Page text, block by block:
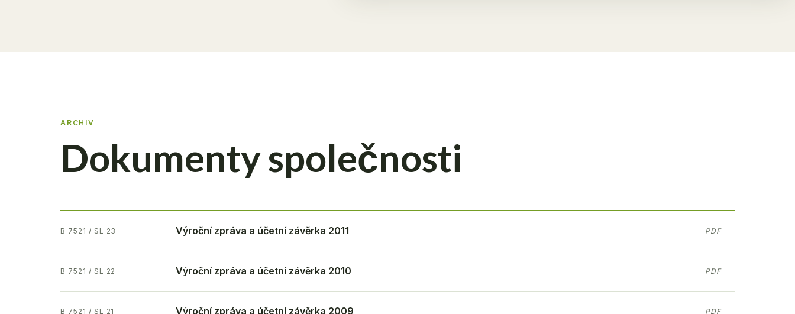
ARCHIV
Dokumenty společnosti
B 7521 / SL 23 Výroční zpráva a účetní závěrka 2011 PDF
B 7521 / SL 22 Výroční zpráva a účetní závěrka 2010 PDF
B 7521 / SL 21 Výroční zpráva a účetní závěrka 2009 PDF